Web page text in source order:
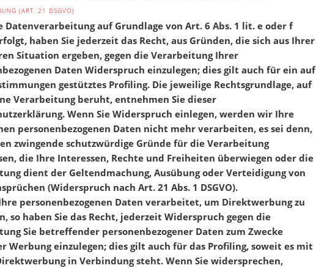
(ART. 21 DSGVO)
Datenverarbeitung auf Grundlage von Art. 6 Abs. 1 lit. e oder f
haben Sie jederzeit das Recht, aus Gründen, die sich aus Ihrer
Situation ergeben, gegen die Verarbeitung Ihrer
Daten Widerspruch einzulegen; dies gilt auch für ein auf
gestütztes Profiling. Die jeweilige Rechtsgrundlage, auf
Verarbeitung beruht, entnehmen Sie dieser
Wenn Sie Widerspruch einlegen, werden wir Ihre
personenbezogenen Daten nicht mehr verarbeiten, es sei denn,
zwingende schutzwürdige Gründe für die Verarbeitung
die Ihre Interessen, Rechte und Freiheiten überwiegen oder die
dient der Geltendmachung, Ausübung oder Verteidigung von
(Widerspruch nach Art. 21 Abs. 1 DSGVO).
personenbezogenen Daten verarbeitet, um Direktwerbung zu
so haben Sie das Recht, jederzeit Widerspruch gegen die
Sie betreffender personenbezogener Daten zum Zwecke
Werbung einzulegen; dies gilt auch für das Profiling, soweit es mit
in Verbindung steht. Wenn Sie widersprechen,